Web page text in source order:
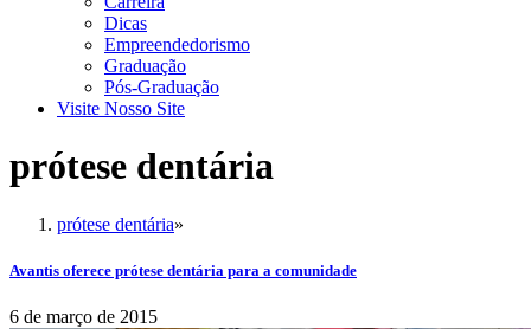
Dicas
Empreendedorismo
Graduação
Pós-Graduação
Visite Nosso Site
prótese dentária
prótese dentária»
Avantis oferece prótese dentária para a comunidade
6 de março de 2015